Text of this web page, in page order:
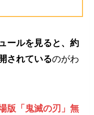
ールを見ると、約
されているのがわ
場版「鬼滅の刃」無